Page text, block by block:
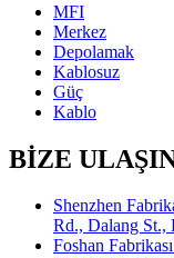
MFI
Merkez
Depolamak
Kablosuz
Güç
Kablo
BİZE
Shenzhen
Rd., Dalang St.,
Foshan